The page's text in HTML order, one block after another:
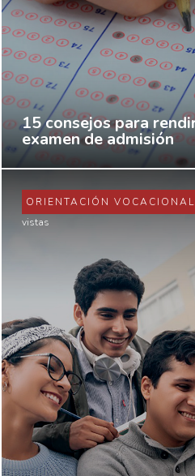
15 consejos para
examen de admisión
ORIENTACIÓN VOCACIONAL
vistas